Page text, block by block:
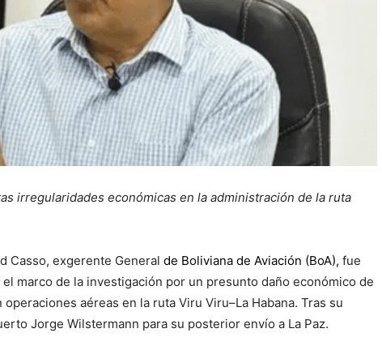
irregularidades económicas en la administración de la ruta
Casso, exgerente General de Boliviana de Aviación (BoA), fue
marco de la investigación por un presunto daño económico de
aéreas en la ruta Viru Viru–La Habana. Tras su
Jorge Wilstermann para su posterior envío a La Paz.